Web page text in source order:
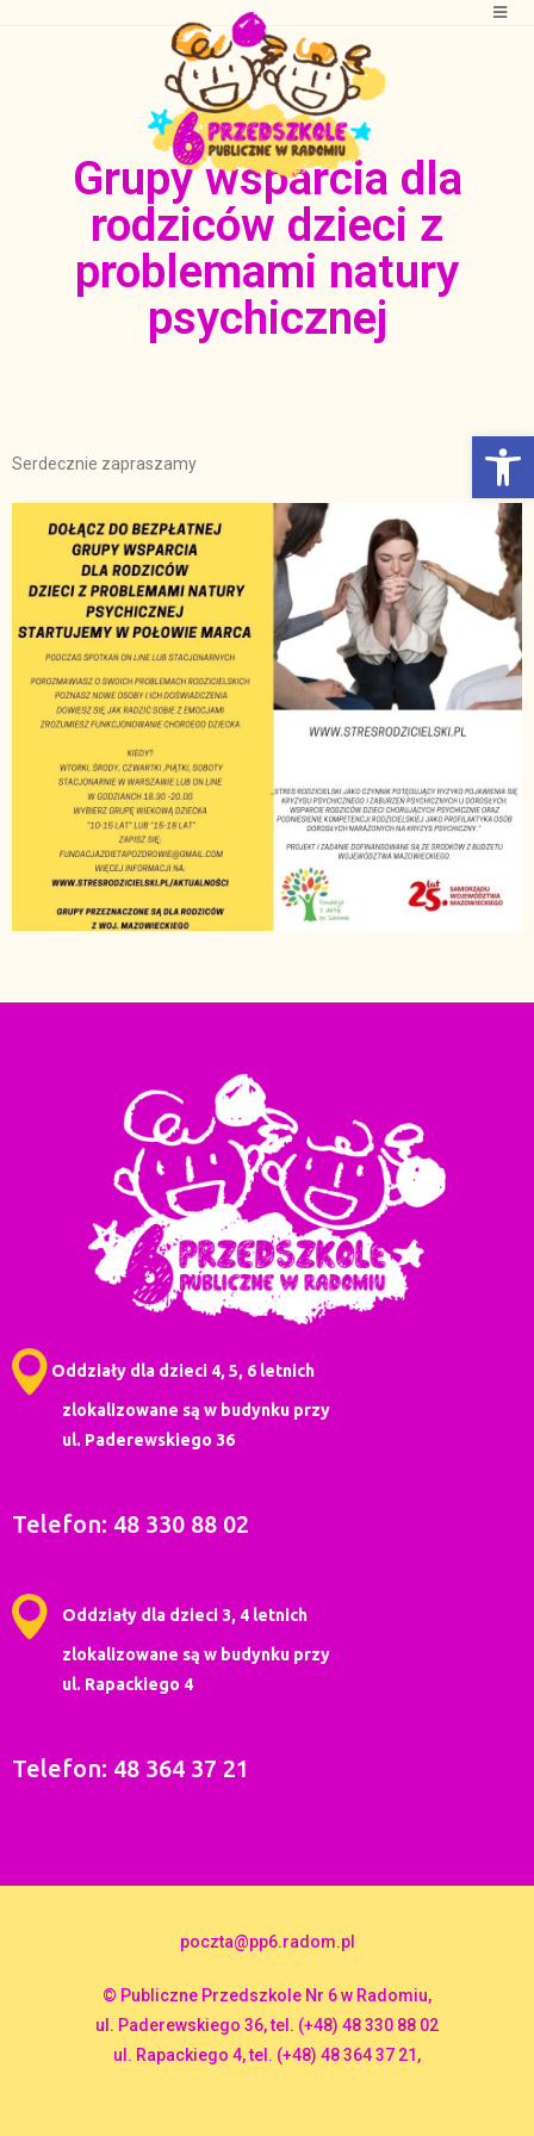
Otwórz Pasek narzędzi
Grupy wsparcia dla
rodziców dzieci z
problemami natury
psychicznej
Serdecznie zapraszamy
Oddziały dla dzieci 4, 5, 6 letnich
zlokalizowane są w budynku przy
ul. Paderewskiego 36
Telefon: 48 330 88 02
Oddziały dla dzieci 3, 4 letnich
zlokalizowane są w budynku przy
ul. Rapackiego 4
Telefon: 48 364 37 21
poczta@pp6.radom.pl
© Publiczne Przedszkole Nr 6 w Radomiu,
ul. Paderewskiego 36, tel. (+48) 48 330 88 02
ul. Rapackiego 4, tel. (+48) 48 364 37 21,